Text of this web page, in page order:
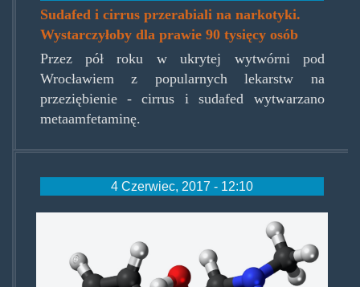
Sudafed i cirrus przerabiali na narkotyki.
Wystarczyłoby dla prawie 90 tysięcy osób
Przez pół roku w ukrytej wytwórni pod
Wrocławiem z popularnych lekarstw na
przeziębienie - cirrus i sudafed wytwarzano
metaamfetaminę.
4 Czerwiec, 2017 - 12:10